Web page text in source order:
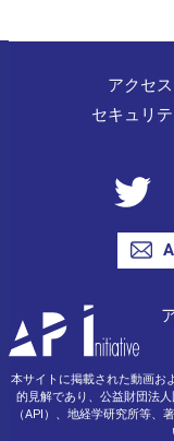
アクセス
セキュリ
本サイトに掲載された動画お
的見解であり、公益財団法
（API）、地経学研究所等、